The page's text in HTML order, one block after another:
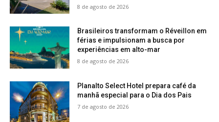
8 de agosto de 2026
Brasileiros transformam o Réveillon em
férias e impulsionam a busca por
experiências em alto-mar
8 de agosto de 2026
Planalto Select Hotel prepara café da
manhã especial para o Dia dos Pais
7 de agosto de 2026